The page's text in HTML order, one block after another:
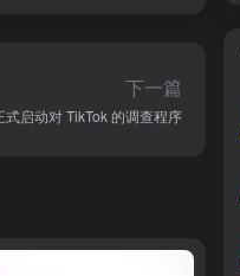
下一篇
式启动对 TikTok 的调查程序